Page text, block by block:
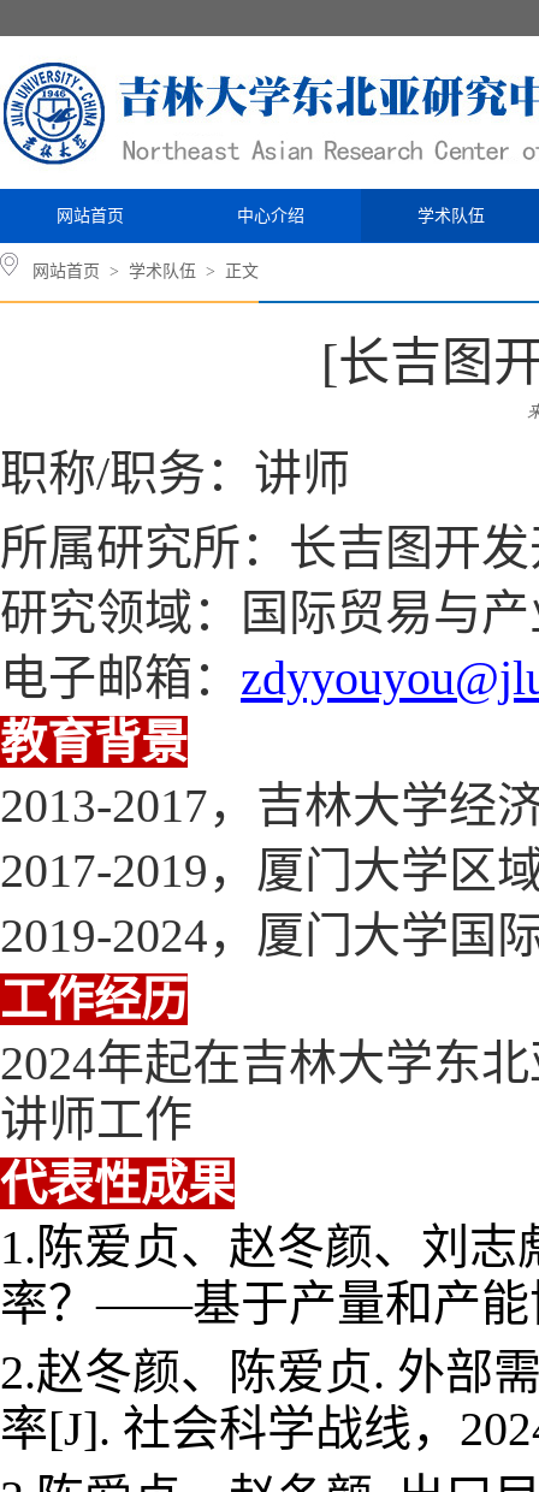
网站首页 中心介绍 学术队伍
网站首页 > 学术队伍 > 正文
[长吉图
职称/职务：讲师
所属研究所：长吉图开
研究领域：国际贸易与
电子邮箱： zdyyouyou
教育背景
2013-2017，吉林大学经
2017-2019，厦门大学区
2019-2024，厦门大学国
工作经历
2024年起在吉林大学东
讲师工作
代表性成果
1.陈爱贞、赵冬颜、刘
率？——基于产量和产能
2.赵冬颜、陈爱贞. 外部
率[J]. 社会科学战线，20